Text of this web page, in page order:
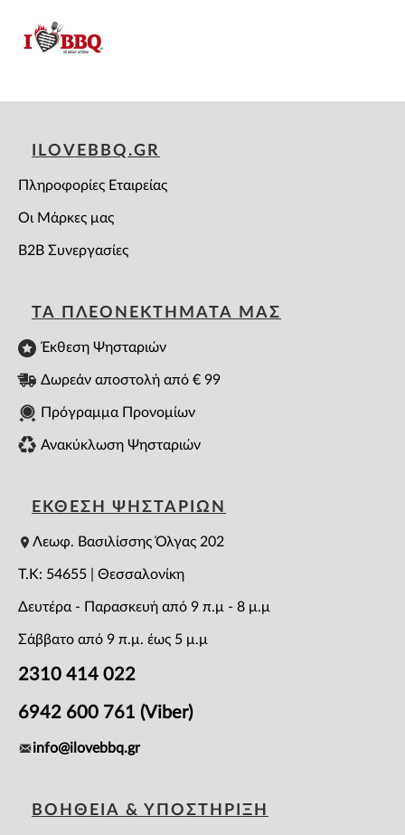
ILOVEBBQ.GR
Πληροφορίες Εταιρείας
Οι Μάρκες μας
B2B Συνεργασίες
ΤΑ ΠΛΕΟΝΕΚΤΗΜΑΤΑ ΜΑΣ
Έκθεση Ψησταριών
Δωρεάν αποστολή από € 99
Πρόγραμμα Προνομίων
Ανακύκλωση Ψησταριών
ΕΚΘΕΣΗ ΨΗΣΤΑΡΙΩΝ
Λεωφ. Βασιλίσσης Όλγας 202
T.K: 54655 | Θεσσαλονίκη
Δευτέρα - Παρασκευή από 9 π.μ - 8 μ.μ
Σάββατο από 9 π.μ. έως 5 μ.μ
2310 414 022
6942 600 761 (Viber)
info@ilovebbq.gr
ΒΟΗΘΕΙΑ & ΥΠΟΣΤΗΡΙΞΗ